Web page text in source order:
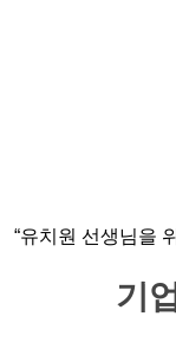
“유치원 선생님을
제본했습니다.”
기